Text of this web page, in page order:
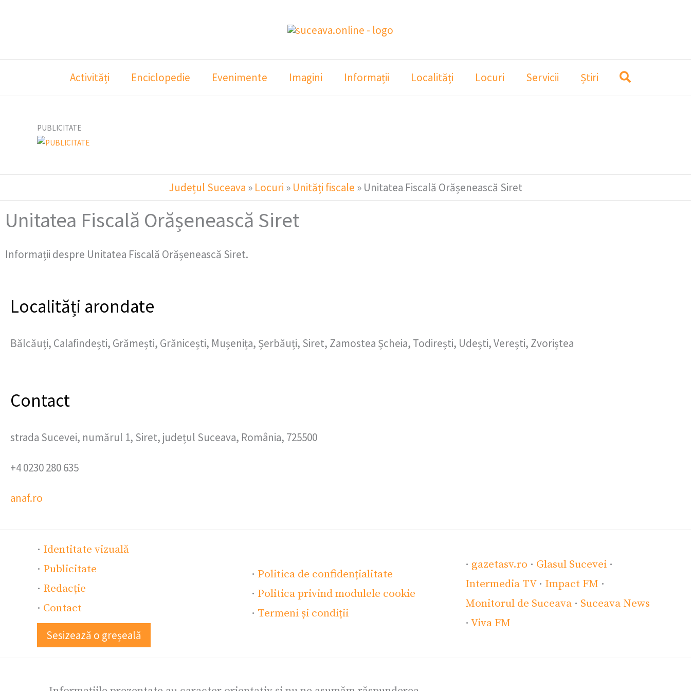
Activități Enciclopedie Evenimente Imagini Informații Localități Locuri Servicii Știri
PUBLICITATE
Județul Suceava » Locuri » Unități fiscale » Unitatea Fiscală Orășenească Siret
Unitatea Fiscală Orășenească Siret
Informații despre Unitatea Fiscală Orășenească Siret.
Localități arondate
Bălcăuți, Calafindești, Grămești, Grănicești, Mușenița, Șerbăuți, Siret, Zamostea Șcheia, Todirești, Udești, Verești, Zvoriștea
Contact
strada Sucevei, numărul 1, Siret, județul Suceava, România, 725500
+4 0230 280 635
anaf.ro
· Identitate vizuală
· Publicitate
· Redacție
· Contact
Sesizează o greșeală
· Politica de confidențialitate
· Politica privind modulele cookie
· Termeni și condiții
· gazetasv.ro · Glasul Sucevei ·
Intermedia TV· Impact FM ·
Monitorul de Suceava · Suceava News
·Viva FM